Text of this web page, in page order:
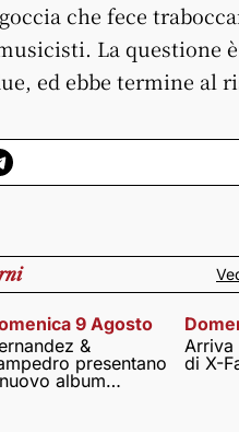
che fece
La questione
ed ebbe termine al
9 Agosto
&
presentano
album
Arriva
di X-